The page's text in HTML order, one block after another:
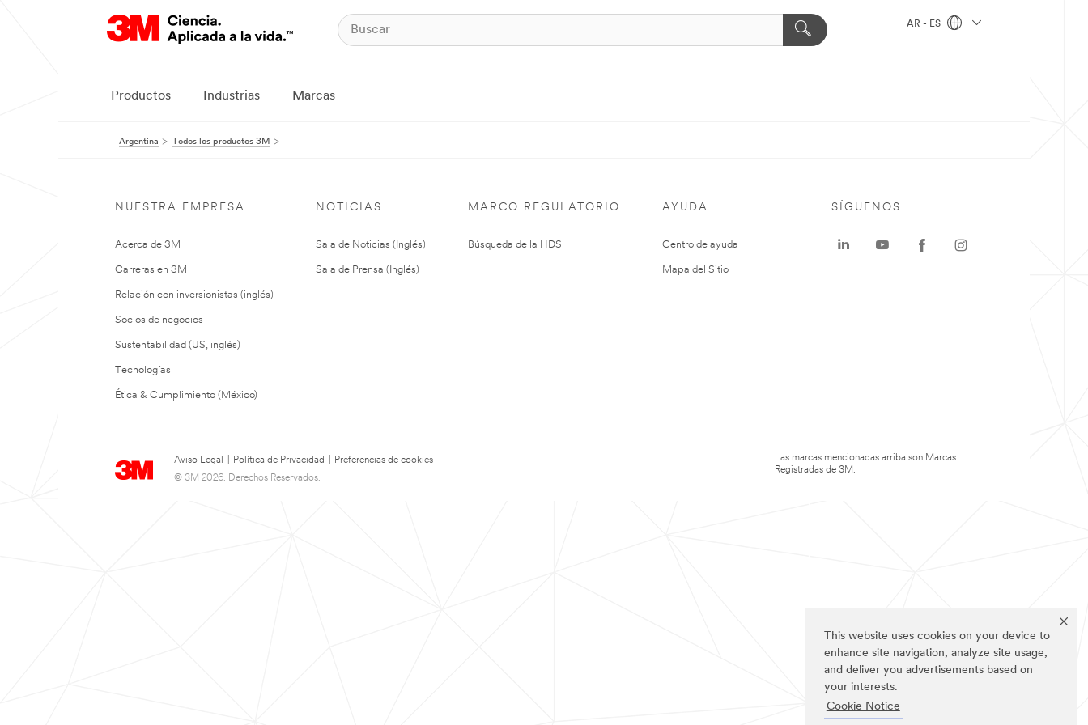
This website uses cookies on your device to
enhance site navigation, analyze site usage,
and deliver you advertisements based on
your interests.
Cookie Notice
AR - ES
Productos Industrias Marcas
Argentina Todos los productos 3M
NUESTRA EMPRESA
Acerca de 3M
Carreras en 3M
Relación con inversionistas (inglés)
Socios de negocios
Sustentabilidad (US, inglés)
Tecnologías
Ética & Cumplimiento (México)
NOTICIAS
Sala de Noticias (Inglés)
Sala de Prensa (Inglés)
MARCO REGULATORIO
Búsqueda de la HDS
AYUDA
Centro de ayuda
Mapa del Sitio
Aviso Legal Política de Privacidad
Preferencias de cookies
© 3M 2026. Derechos Reservados.
SÍGUENOS
Las marcas mencionadas arriba son Marcas
Registradas de 3M.